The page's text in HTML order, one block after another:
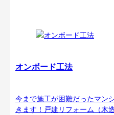
オンボード工法
今まで施工が困難だったマン
きます！戸建リフォーム（木